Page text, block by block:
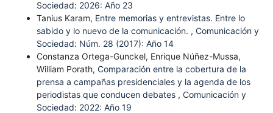
Sociedad: 2026: Año 23
Tanius Karam, Entre memorias y entrevistas. Entre lo
sabido y lo nuevo de la comunicación. , Comunicación y
Sociedad: Núm. 28 (2017): Año 14
Constanza Ortega-Gunckel, Enrique Núñez-Mussa,
William Porath, Comparación entre la cobertura de la
prensa a campañas presidenciales y la agenda de los
periodistas que conducen debates , Comunicación y
Sociedad: 2022: Año 19